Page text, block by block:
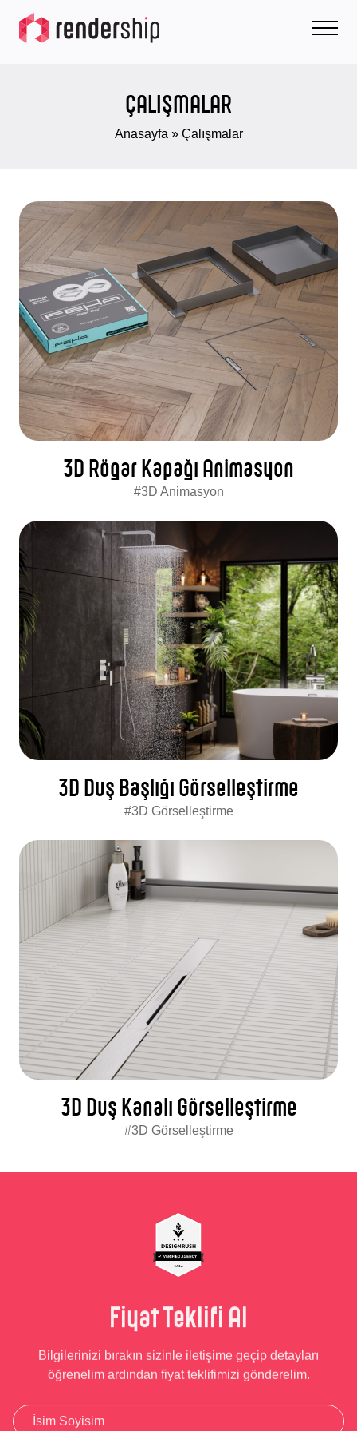
ÇALIŞMALAR
Anasayfa » Çalışmalar
3D Rögar Kapağı Animasyon
#3D Animasyon
3D Duş Başlığı Görselleştirme
#3D Görselleştirme
3D Duş Kanalı Görselleştirme
#3D Görselleştirme
Fiyat Teklifi Al
Bilgilerinizi bırakın sizinle iletişime geçip detayları
öğrenelim ardından fiyat teklifimizi gönderelim.